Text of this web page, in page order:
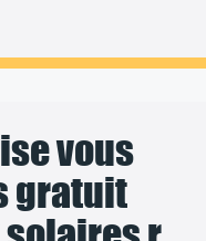
vous
gratuit